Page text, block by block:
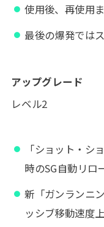
使用後、再使用
最後の爆発では
アップグレード
レベル2
「ショット・シ
時のSG自動リロ
新「ガンランニ
ッシブ移動速度